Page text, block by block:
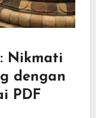
Nikmati
dengan
PDF